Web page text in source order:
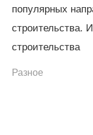
популярных
строительства.
строительства
Разное